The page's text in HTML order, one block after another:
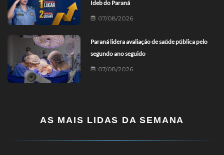
Ideb do Paraná
07/08/2026
Paraná lidera avaliação de saúde pública pelo
segundo ano seguido
07/08/2026
AS MAIS LIDAS DA SEMANA